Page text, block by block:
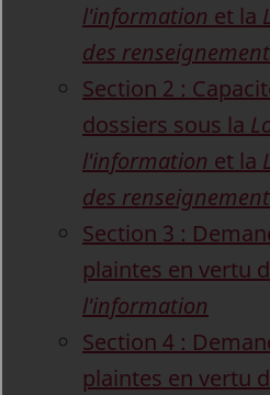
l'information et la
des
Section 2 :
dossiers sous la
l'information et la
des
Section 3 :
plaintes en vertu
l'information
Section 4 :
plaintes en vertu